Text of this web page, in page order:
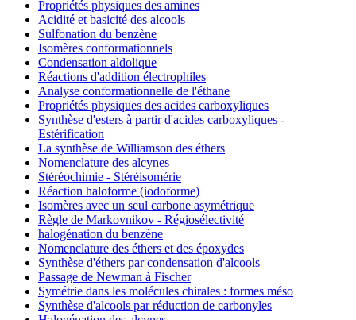
Propriétés physiques des amines
Acidité et basicité des alcools
Sulfonation du benzène
Isomères conformationnels
Condensation aldolique
Réactions d'addition électrophiles
Analyse conformationnelle de l'éthane
Propriétés physiques des acides carboxyliques
Synthèse d'esters à partir d'acides carboxyliques -
Estérification
La synthèse de Williamson des éthers
Nomenclature des alcynes
Stéréochimie - Stéréisomérie
Réaction haloforme (iodoforme)
Isomères avec un seul carbone asymétrique
Règle de Markovnikov - Régiosélectivité
halogénation du benzène
Nomenclature des éthers et des époxydes
Synthèse d'éthers par condensation d'alcools
Passage de Newman à Fischer
Symétrie dans les molécules chirales : formes méso
Synthèse d'alcools par réduction de carbonyles